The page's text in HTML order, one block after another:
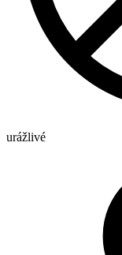
urážlivé